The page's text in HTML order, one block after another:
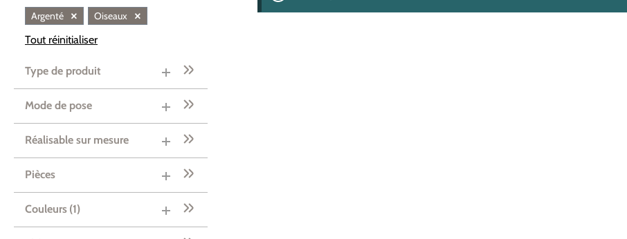
Argenté × Oiseaux ×
Tout réinitialiser
Type de produit
Mode de pose
Réalisable sur mesure
Pièces
Couleurs (1)